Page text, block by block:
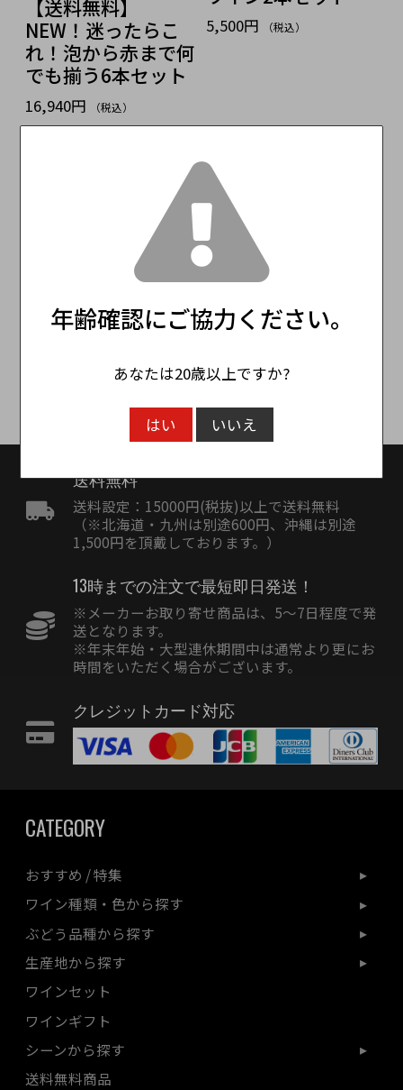
【送料無料】
NEW！迷ったらこ
れ！泡から赤まで何
でも揃う6本セット
16,940円 （税込）
5,500円 （税込）
この商品のレビュー ☆☆☆☆☆
レビューを投稿
送料無料
送料設定：15000円(税抜)以上で送料無料
（※北海道・九州は別途600円、沖縄は別途
1,500円を頂戴しております。）
13時までの注文で最短即日発送！
※メーカーお取り寄せ商品は、5〜7日程度で発
送となります。
※年末年始・大型連休期間中は通常より更にお
時間をいただく場合がございます。
クレジットカード対応
CATEGORY
おすすめ / 特集
ワイン種類・色から探す
ぶどう品種から探す
生産地から探す
ワインセット
ワインギフト
シーンから探す
送料無料商品
年齢確認にご協力ください。
あなたは20歳以上ですか?
はい いいえ